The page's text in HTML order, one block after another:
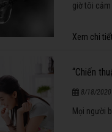
giờ tôi cảm
Xem chi tiết
“Chiến
8/18/2020
Mọi người